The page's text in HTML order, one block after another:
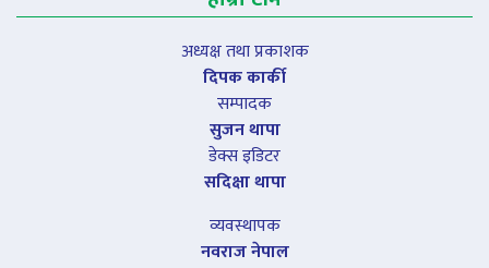
अध्यक्ष तथा प्रकाशक
दिपक कार्की
सम्पादक
सुजन थापा
डेक्स इडिटर
सदिक्षा थापा
व्यवस्थापक
नवराज नेपाल